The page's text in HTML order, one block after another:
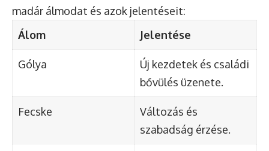
madár álmodat és azok jelentéseit:
Álom
Jelentése
Gólya
Új kezdetek és családi
bővülés üzenete.
Fecske
Változás és
szabadság érzése.